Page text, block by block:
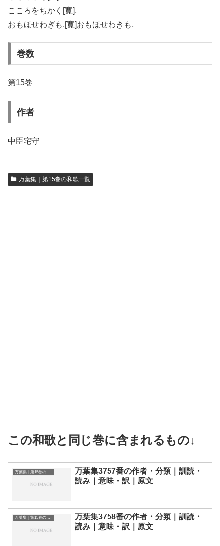
こころをちかく[寛],
おもほせわぎも,[寛]おもほせわきも,
巻数
第15巻
作者
中臣宅守
万葉集｜第15巻の和歌一覧
この和歌と同じ巻に含まれるもの↓
万葉集｜第15巻の和歌一覧
万葉集3757番の作者・分類｜訓読・
読み｜意味・訳｜原文
万葉集｜第15巻の和歌一覧
万葉集3758番の作者・分類｜訓読・
読み｜意味・訳｜原文